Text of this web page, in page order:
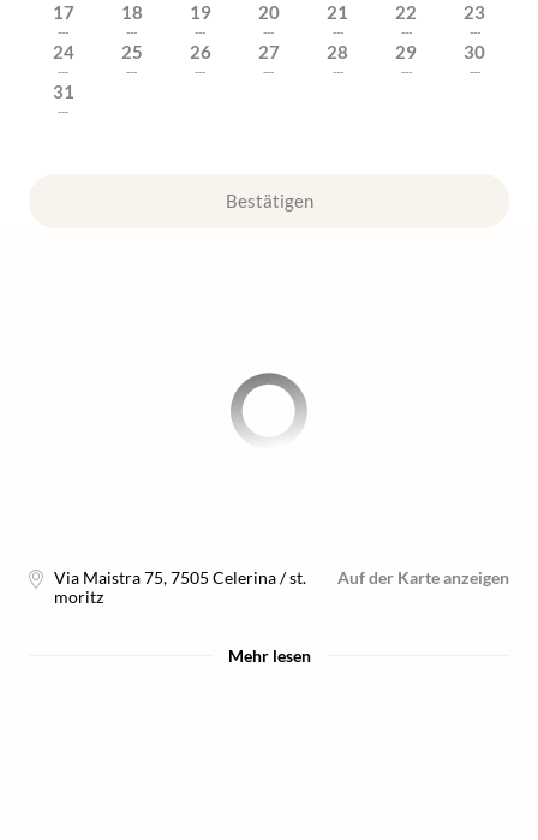
17
---
18
---
19
---
20
---
21
---
22
---
23
---
24
---
25
---
26
---
27
---
28
---
29
---
30
---
31
---
Bestätigen
Via Maistra 75,7505 Celerina / st.
moritz
Auf der Karte anzeigen
Mehr lesen